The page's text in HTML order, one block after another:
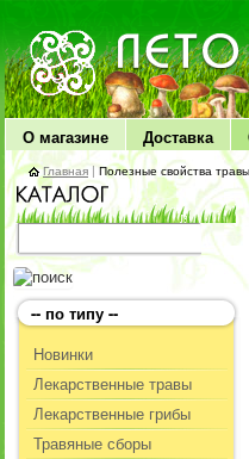
ЛЕТО чудо здоровья
О магазине Доставка
Главная |Полезные свойства
-- по типу --
Новинки
Лекарственные травы
Лекарственные грибы
Травяные сборы